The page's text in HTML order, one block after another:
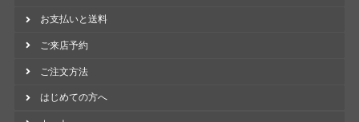
お支払いと送料
ご来店予約
ご注文方法
はじめての方へ